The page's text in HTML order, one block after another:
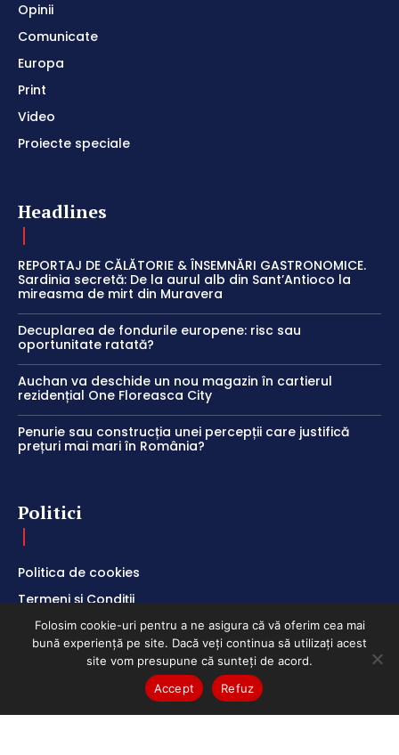
Opinii
Comunicate
Europa
Print
Video
Proiecte speciale
Headlines
REPORTAJ DE CĂLĂTORIE & ÎNSEMNĂRI GASTRONOMICE.
Sardinia secretă: De la aurul alb din Sant’Antioco la
mireasma de mirt din Muravera
Decuplarea de fondurile europene: risc sau
oportunitate ratată?
Auchan va deschide un nou magazin în cartierul
rezidențial One Floreasca City
Penurie sau construcția unei percepții care justifică
prețuri mai mari în România?
Politici
Politica de cookies
Termeni și Condiții
Politica de Confidențialitate
ClubEconomic @2026
Folosim cookie-uri pentru a ne asigura că vă oferim cea mai
bună experiență pe site. Dacă veți continua să utilizați acest
site vom presupune că sunteți de acord.
Accept
Refuz